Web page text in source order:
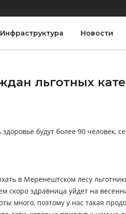
Инфраструктура Новости
льготных
будут более 90 человек,
в Меренештском лесу
здравница уйдет на
много, поэтому у нас такая